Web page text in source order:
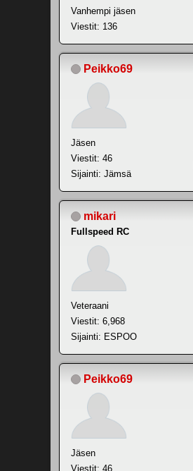
Vanhempi jäsen
Viestit: 136
Peikko69
Jäsen
Viestit: 46
Sijainti: Jämsä
mikari
Fullspeed RC
Veteraani
Viestit: 6,968
Sijainti: ESPOO
Peikko69
Jäsen
Viestit: 46